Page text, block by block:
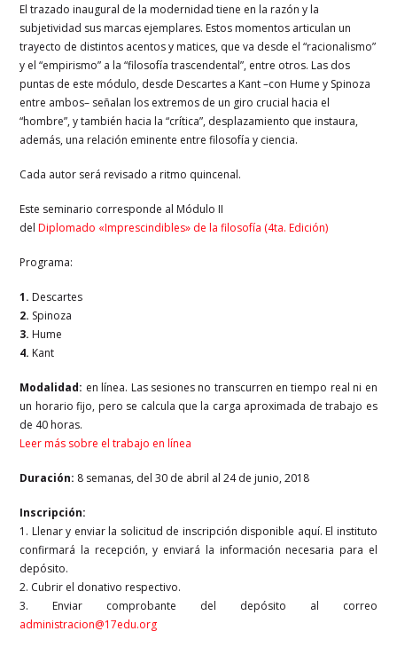
El trazado inaugural de la modernidad tiene en la razón y la
subjetividad sus marcas ejemplares. Estos momentos articulan un
trayecto de distintos acentos y matices, que va desde el “racionalismo”
y el “empirismo” a la “filosofía trascendental”, entre otros. Las dos
puntas de este módulo, desde Descartes a Kant –con Hume y Spinoza
entre ambos– señalan los extremos de un giro crucial hacia el
“hombre”, y también hacia la “crítica”, desplazamiento que instaura,
además, una relación eminente entre filosofía y ciencia.
Cada autor será revisado a ritmo quincenal.
Este seminario corresponde al Módulo II
delDiplomado «Imprescindibles» de la filosofía (4ta. Edición)
Programa:
1. Descartes
2. Spinoza
3. Hume
4. Kant
Modalidad: en línea. Las sesiones no transcurren en tiempo real ni en
un horario fijo, pero se calcula que la carga aproximada de trabajo es
de 40 horas.
Leer más sobre el trabajo en línea
Duración: 8 semanas, del 30 de abril al 24 de junio, 2018
Inscripción:
1. Llenar y enviar la solicitud de inscripción disponible aquí. El instituto
confirmará la recepción, y enviará la información necesaria para el
depósito.
2. Cubrir el donativo respectivo.
3. Enviar comprobante del depósito al correo
administracion@17edu.org